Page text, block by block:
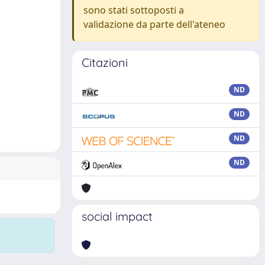
sono stati sottoposti a
validazione da parte dell'ateneo
Citazioni
ND
ND
ND
ND
social impact